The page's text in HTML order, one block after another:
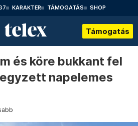
KARAKTER TÁMOGATÁS SHOP
Támogatás
és köre bukkant fel
napelemes